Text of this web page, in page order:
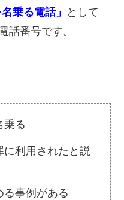
名乗る電話」
として
話番号です。
乗る
に利用されたと説
る事例がある